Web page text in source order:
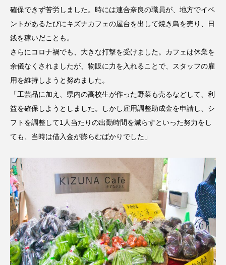
確保できず苦労しました。時には連合奈良の職員が、地方でイベ
ントがあるたびにキズナカフェの屋台を出して焼き鳥を売り、日
銭を稼いだことも。
さらにコロナ禍でも、大きな打撃を受けました。カフェは休業を
余儀なくされましたが、物販に力を入れることで、スタッフの雇
用を維持しようと努めました。
「工芸品に加え、県内の高校生が作った野菜も売るなどして、利
益を確保しようとしました。しかし雇用調整助成金を申請し、シ
フトを調整して1人当たりの出勤時間を減らすといった努力をし
ても、当時は借入金が膨らむばかりでした」